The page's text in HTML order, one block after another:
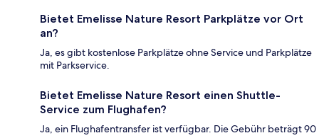
Bietet Emelisse Nature Resort Parkplätze vor Ort
an?
Ja, es gibt kostenlose Parkplätze ohne Service und Parkplätze
mit Parkservice.
Bietet Emelisse Nature Resort einen Shuttle-
Service zum Flughafen?
Ja, ein Flughafentransfer ist verfügbar. Die Gebühr beträgt 90